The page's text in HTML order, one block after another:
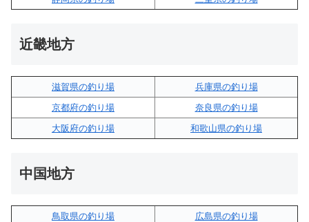
近畿地方
滋賀県の釣り場
兵庫県の釣り場
京都府の釣り場
奈良県の釣り場
大阪府の釣り場
和歌山県の釣り場
中国地方
鳥取県の釣り場
広島県の釣り場